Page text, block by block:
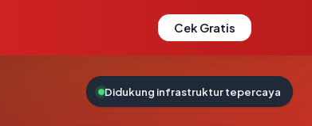
Cek Gratis
Didukung infrastruktur tepercaya